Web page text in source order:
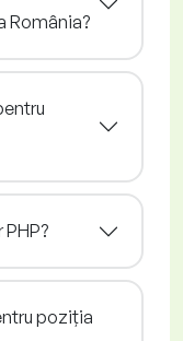
România?
poziția